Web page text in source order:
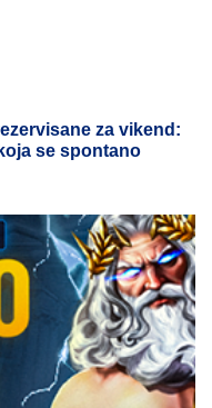
za vikend:
se spontano